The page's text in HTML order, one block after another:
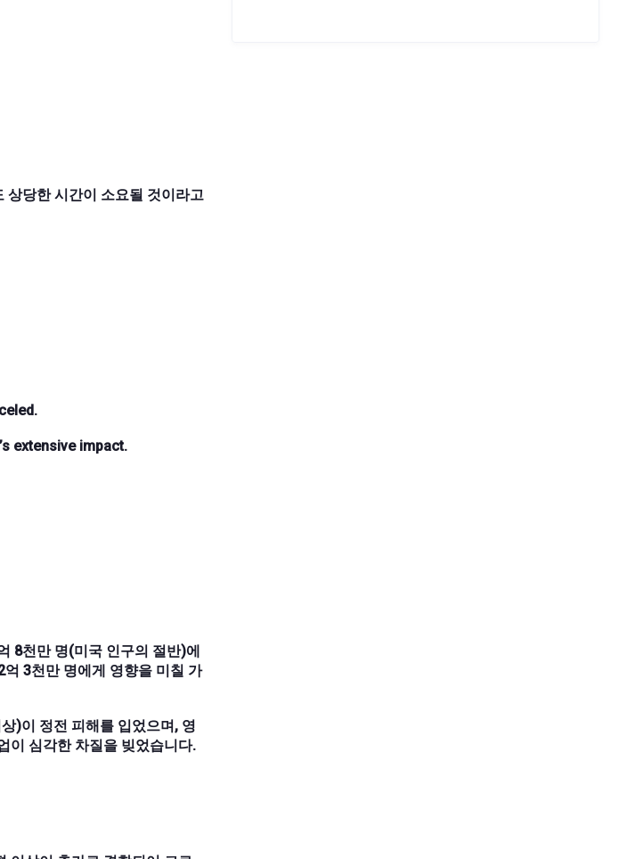
상당한 시간이 소요될 것이라고
extensive impact.
8천만 명(미국 인구의 절반)에
3천만 명에게 영향을 미칠 가
)이 정전 피해를 입었으며, 영
이 심각한 차질을 빚었습니다.